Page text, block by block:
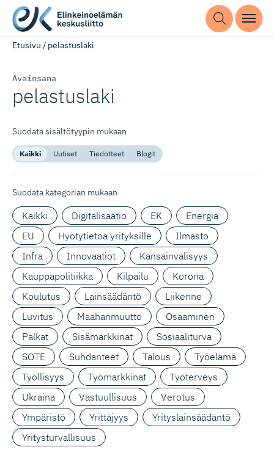
Etusivu / pelastuslaki
Avainsana
pelastuslaki
Suodata sisältötyypin mukaan
Kaikki Uutiset Tiedotteet Blogit
Suodata kategorian mukaan
Kaikki Digitalisaatio EK
Energia
EU
Hyötytietoa yrityksille
Ilmasto
Infra
Innovaatiot
Kansainvälisyys
Kauppapolitiikka
Kilpailu
Korona
Koulutus
Lainsäädäntö
Liikenne
Luvitus
Maahanmuutto
Osaaminen
Palkat
Sisämarkkinat
Sosiaaliturva
SOTE
Suhdanteet Talous
Työelämä
Työllisyys
Työmarkkinat
Työterveys
Ukraina
Vastuullisuus
Verotus
Ympäristö
Yrittäjyys
Yrityslainsäädäntö
Yritysturvallisuus